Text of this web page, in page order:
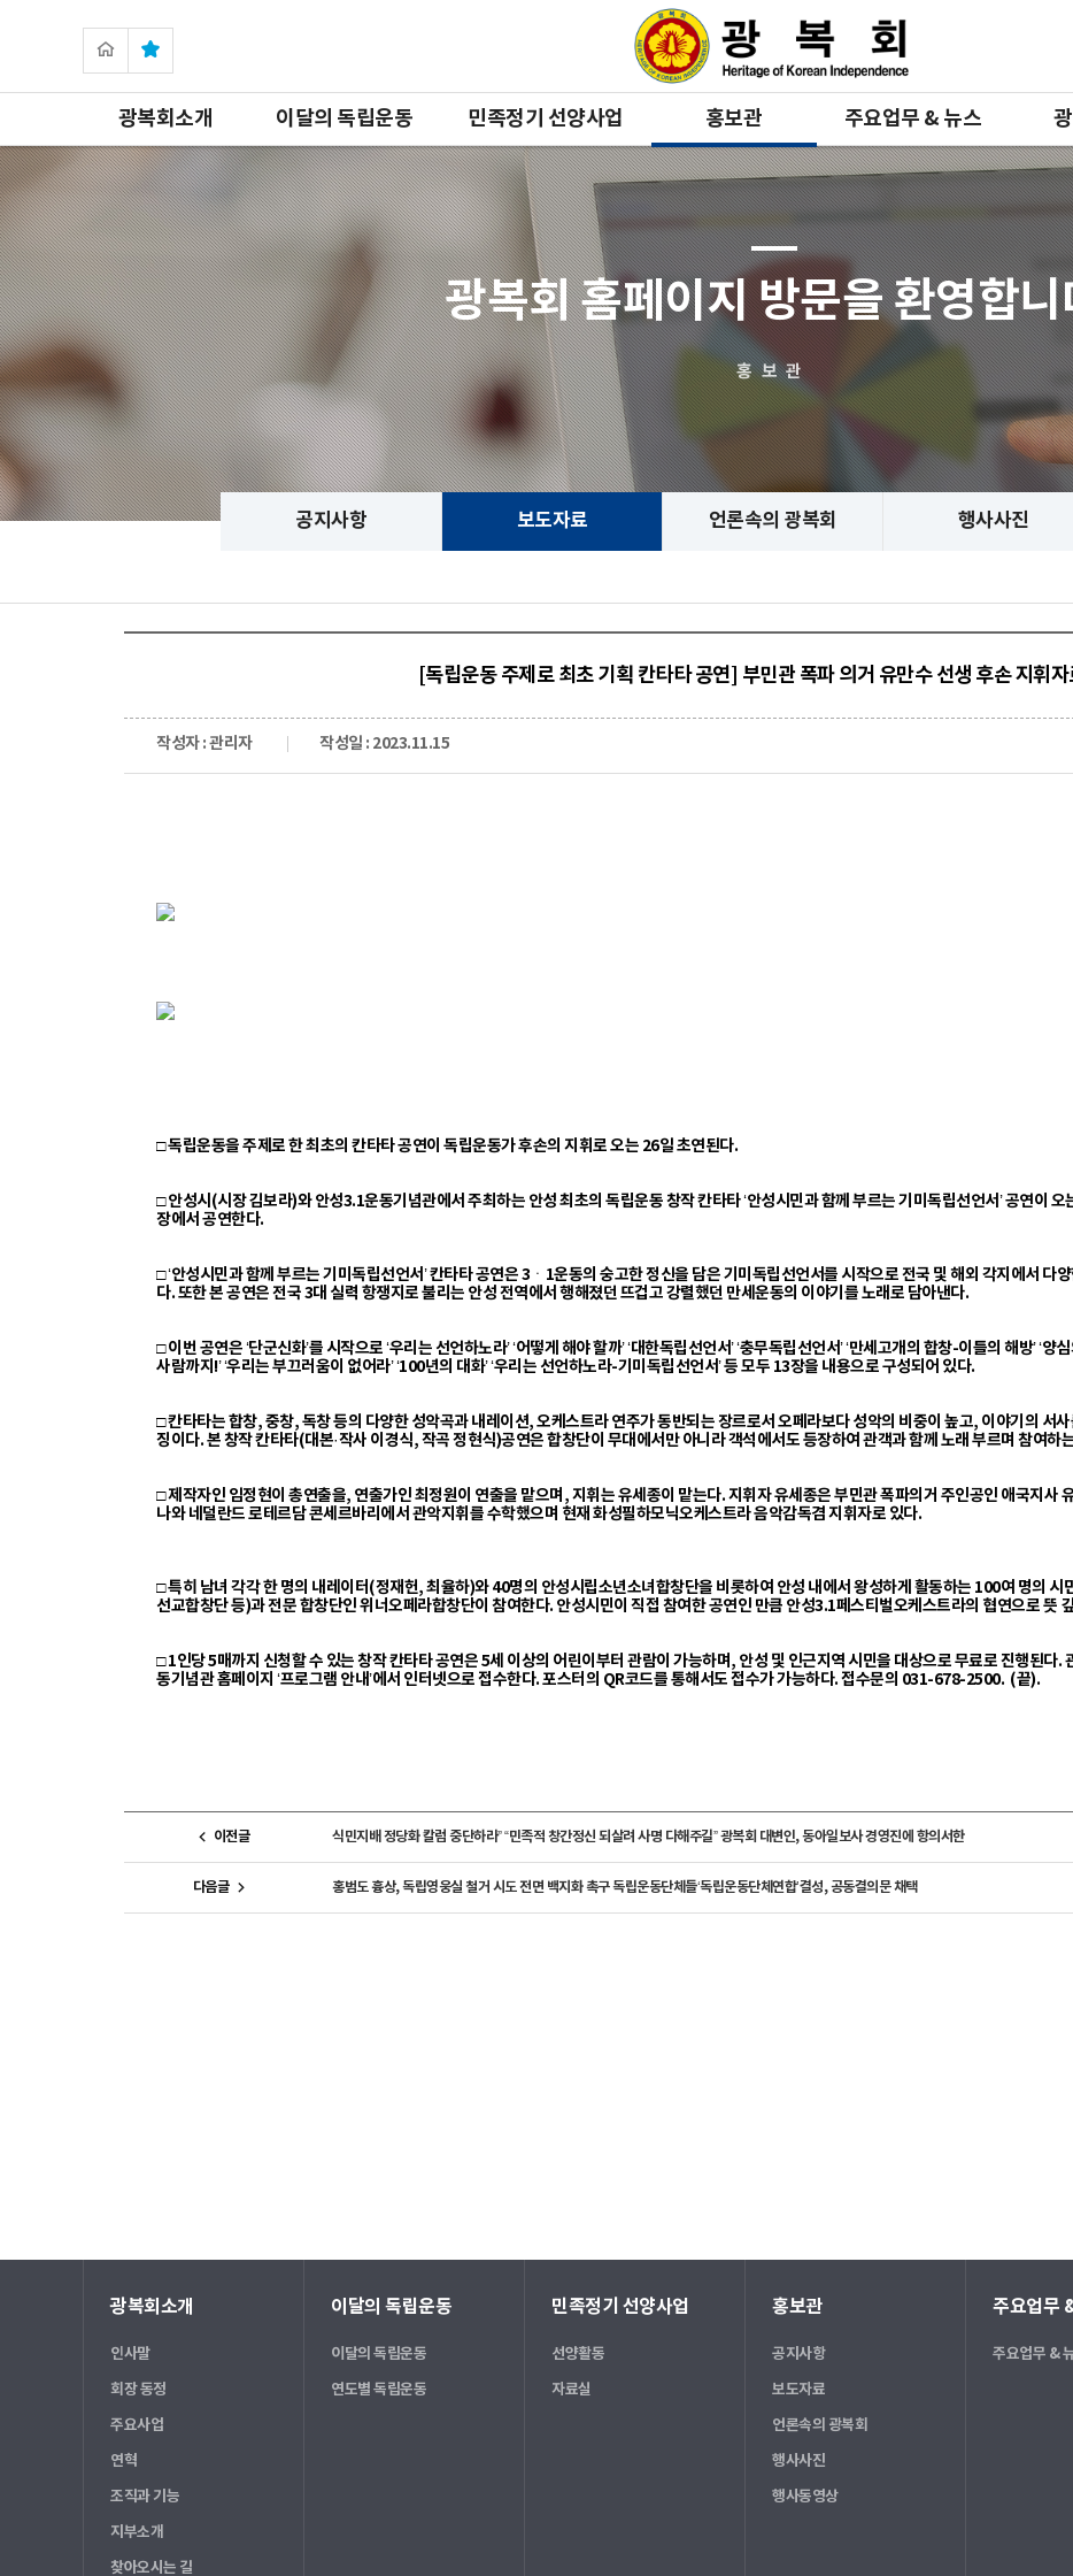
광복회소개 이달의 독립운동 민족정기 선양사업 홍보관 주요업무 & 뉴스
광복회 홈페이지 방문을 환영합니
홍보관
공지사항 보도자료 언론속의 광복회 행사사진
[독립운동 주제로 최초 기획 칸타타 공연] 부민관 폭파 의거 유만수 선생 후손 지휘자
작성자 : 관리자 작성일 : 2023.11.15
□ 독립운동을 주제로 한 최초의 칸타타 공연이 독립운동가 후손의 지휘로 오는 26일 초연된다.
□ 안성시(시장 김보라)와 안성3.1운동기념관에서 주최하는 안성 최초의 독립운동 창작 칸타타 ‘안성시민과 함께 부르는 기미독립선언서’ 공연이
장에서 공연한다.
□ ‘안성시민과 함께 부르는 기미독립선언서’ 칸타타 공연은 3ㆍ1운동의 숭고한 정신을 담은 기미독립선언서를 시작으로 전국 및 해외 각지에서 다
다. 또한 본 공연은 전국 3대 실력 항쟁지로 불리는 안성 전역에서 행해졌던 뜨겁고 강렬했던 만세운동의 이야기를 노래로 담아낸다.
□ 이번 공연은 ‘단군신화’를 시작으로 ‘우리는 선언하노라’ ‘어떻게 해야 할까’ ‘대한독립선언서’ ‘충무독립선언서’ ‘만세고개의 합창-이틀의 해방’ ‘양
사람까지!’ ‘우리는 부끄러움이 없어라’ ‘100년의 대화’ ‘우리는 선언하노라-기미독립선언서’ 등 모두 13장을 내용으로 구성되어 있다.
□ 칸타타는 합창, 중창, 독창 등의 다양한 성악곡과 내레이션, 오케스트라 연주가 동반되는 장르로서 오페라보다 성악의 비중이 높고, 이야기의 서
징이다. 본 창작 칸타타(대본·작사 이경식, 작곡 정현식)공연은 합창단이 무대에서만 아니라 객석에서도 등장하여 관객과 함께 노래 부르며 참여하
□ 제작자인 임정현이 총연출을, 연출가인 최정원이 연출을 맡으며, 지휘는 유세종이 맡는다. 지휘자 유세종은 부민관 폭파의거 주인공인 애국지사
나와 네덜란드 로테르담 콘세르바리에서 관악지휘를 수학했으며 현재 화성필하모닉오케스트라 음악감독겸 지휘자로 있다.
□ 특히 남녀 각각 한 명의 내레이터(정재헌, 최율하)와 40명의 안성시립소년소녀합창단을 비롯하여 안성 내에서 왕성하게 활동하는 100여 명의
선교합창단 등)과 전문 합창단인 위너오페라합창단이 참여한다. 안성시민이 직접 참여한 공연인 만큼 안성3.1페스티벌오케스트라의 협연으로 뜻
□ 1인당 5매까지 신청할 수 있는 창작 칸타타 공연은 5세 이상의 어린이부터 관람이 가능하며, 안성 및 인근지역 시민을 대상으로 무료로 진행된
동기념관 홈페이지 ‘프로그램 안내’에서 인터넷으로 접수한다. 포스터의 QR코드를 통해서도 접수가 가능하다. 접수문의 031-678-2500. (끝).
이전글 식민지배 정당화 칼럼 중단하라” “민족적 창간정신 되살려 사명 다해주길” 광복회 대변인, 동아일보사 경영진에 항의서한
다음글 홍범도 흉상, 독립영웅실 철거 시도 전면 백지화 촉구 독립운동단체들‘독립운동단체연합’결성, 공동결의문 채택
광복회소개
인사말
회장 동정
주요사업
연혁
조직과 기능
지부소개
찾아오시는 길
이달의 독립운동
이달의 독립운동
연도별 독립운동
민족정기 선양사업
선양활동
자료실
홍보관
공지사항
보도자료
언론속의 광복회
행사사진
행사동영상
주요업무
주요업무 &